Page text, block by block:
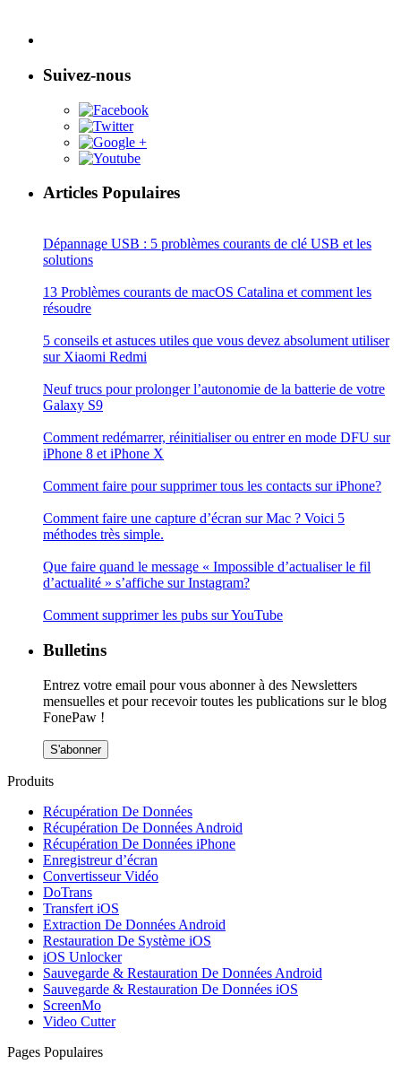
Suivez-nous
Articles Populaires
Dépannage USB : 5 problèmes courants de clé USB et les
solutions
13 Problèmes courants de macOS Catalina et comment les
résoudre
5 conseils et astuces utiles que vous devez absolument utiliser
sur Xiaomi Redmi
Neuf trucs pour prolonger l’autonomie de la batterie de votre
Galaxy S9
Comment redémarrer, réinitialiser ou entrer en mode DFU sur
iPhone 8 et iPhone X
Comment faire pour supprimer tous les contacts sur iPhone?
Comment faire une capture d’écran sur Mac ? Voici 5
méthodes très simple.
Que faire quand le message « Impossible d’actualiser le fil
d’actualité » s’affiche sur Instagram?
Comment supprimer les pubs sur YouTube
Bulletins
Entrez votre email pour vous abonner à des Newsletters
mensuelles et pour recevoir toutes les publications sur le blog
FonePaw !
S'abonner
Produits
Récupération De Données
Récupération De Données Android
Récupération De Données iPhone
Enregistreur d’écran
Convertisseur Vidéo
DoTrans
Transfert iOS
Extraction De Données Android
Restauration De Système iOS
iOS Unlocker
Sauvegarde & Restauration De Données Android
Sauvegarde & Restauration De Données iOS
ScreenMo
Video Cutter
Pages Populaires